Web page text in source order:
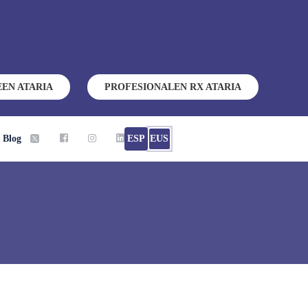
ATARIA PROFESIONALEN RX ATARIA
Blog ESP EUS